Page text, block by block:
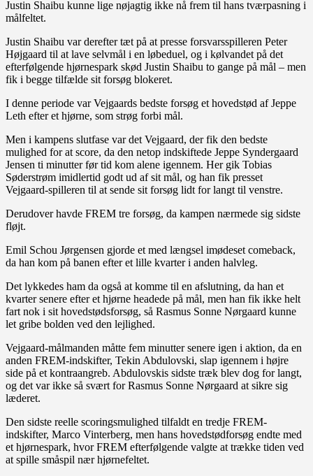
Justin Shaibu kunne lige nøjagtig ikke nå frem til hans tværpasning i
målfeltet.
Justin Shaibu var derefter tæt på at presse forsvarsspilleren Peter
Højgaard til at lave selvmål i en løbeduel, og i kølvandet på det
efterfølgende hjørnespark skød Justin Shaibu to gange på mål – men
fik i begge tilfælde sit forsøg blokeret.
I denne periode var Vejgaards bedste forsøg et hovedstød af Jeppe
Leth efter et hjørne, som strøg forbi mål.
Men i kampens slutfase var det Vejgaard, der fik den bedste
mulighed for at score, da den netop indskiftede Jeppe Syndergaard
Jensen ti minutter før tid kom alene igennem. Her gik Tobias
Søderstrøm imidlertid godt ud af sit mål, og han fik presset
Vejgaard-spilleren til at sende sit forsøg lidt for langt til venstre.
Derudover havde FREM tre forsøg, da kampen nærmede sig sidste
fløjt.
Emil Schou Jørgensen gjorde et med længsel imødeset comeback,
da han kom på banen efter et lille kvarter i anden halvleg.
Det lykkedes ham da også at komme til en afslutning, da han et
kvarter senere efter et hjørne headede på mål, men han fik ikke helt
fart nok i sit hovedstødsforsøg, så Rasmus Sonne Nørgaard kunne
let gribe bolden ved den lejlighed.
Vejgaard-målmanden måtte fem minutter senere igen i aktion, da en
anden FREM-indskifter, Tekin Abdulovski, slap igennem i højre
side på et kontraangreb. Abdulovskis sidste træk blev dog for langt,
og det var ikke så svært for Rasmus Sonne Nørgaard at sikre sig
læderet.
Den sidste reelle scoringsmulighed tilfaldt en tredje FREM-
indskifter, Marco Vinterberg, men hans hovedstødforsøg endte med
et hjørnespark, hvor FREM efterfølgende valgte at trække tiden ved
at spille småspil nær hjørnefeltet.